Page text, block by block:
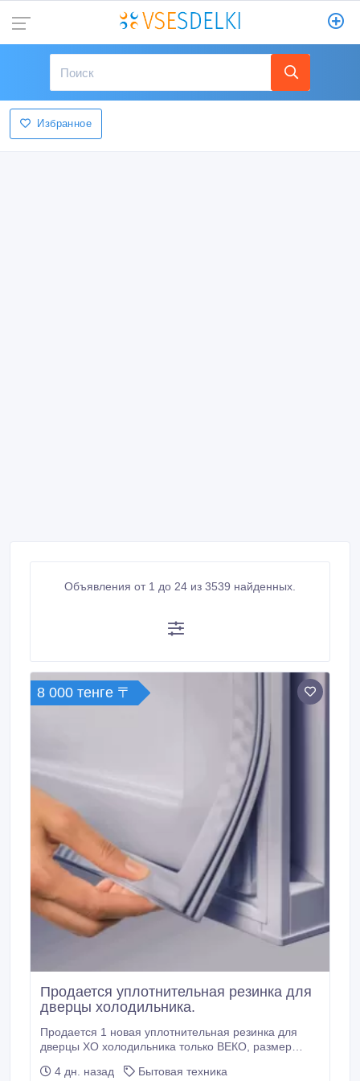
Избранное
Объявления от 1 до 24 из 3539 найденных.
8 000 тенге 〒
Продается уплотнительная резинка для
дверцы холодильника.
Продается 1 новая уплотнительная резинка для
дверцы ХО холодильника только ВЕКО, размер
Убедительная просьба, писать на указанный номер
4 дн. назад
Бытовая техника